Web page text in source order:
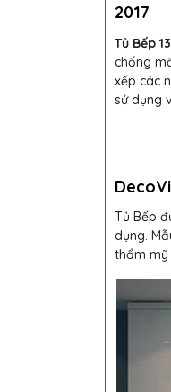
2017
Tủ Bếp
chống
xếp các
sử dụng
Tủ Bếp
dụng.
thẩm mỹ